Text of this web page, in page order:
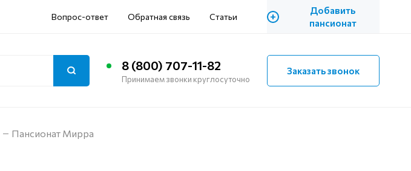
Вопрос-ответ Обратная связь Статьи +
Добавить
пансионат
8 (800) 707-11-82
Принимаем звонки круглосуточно
Заказать звонок
Пансионат Мирра